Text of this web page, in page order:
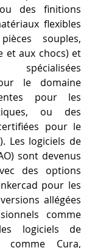
des finitions
flexibles
souples,
et aux chocs) et
le domaine
pour les
ou des
pour le
Les logiciels de
sont devenus
des options
pour les
allégées
comme
logiciels de
comme Cura,